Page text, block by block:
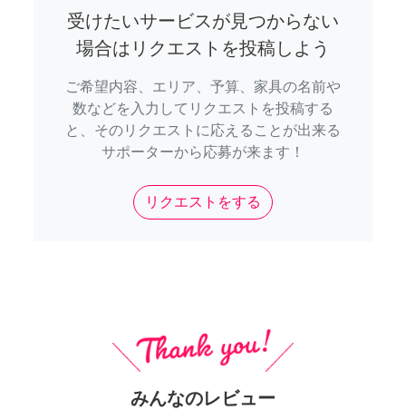
受けたいサービスが見つからない
場合はリクエストを投稿しよう
ご希望内容、エリア、予算、家具の名前や
数などを入力してリクエストを投稿する
と、そのリクエストに応えることが出来る
サポーターから応募が来ます！
リクエストをする
みんなのレビュー